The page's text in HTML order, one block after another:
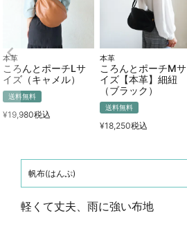
本革
ころんとポーチLサ
イズ（キャメル）
送料無料
¥19,980税込
本革
ころんとポーチMサ
イズ【本革】細紐
（ブラック）
送料無料
¥18,250税込
帆布(はんぷ)
軽くて丈夫、雨に強い布地